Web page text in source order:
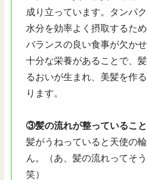
成り立っています。タンパ
水分を効率よく摂取するた
バランスの良い食事が欠かせ
十分な栄養があることで、
るおいが生まれ、美髪を作
ります。
③髪の流れが整っていること
髪がうねっていると天使の
ん。（あ、髪の流れってそ
笑）